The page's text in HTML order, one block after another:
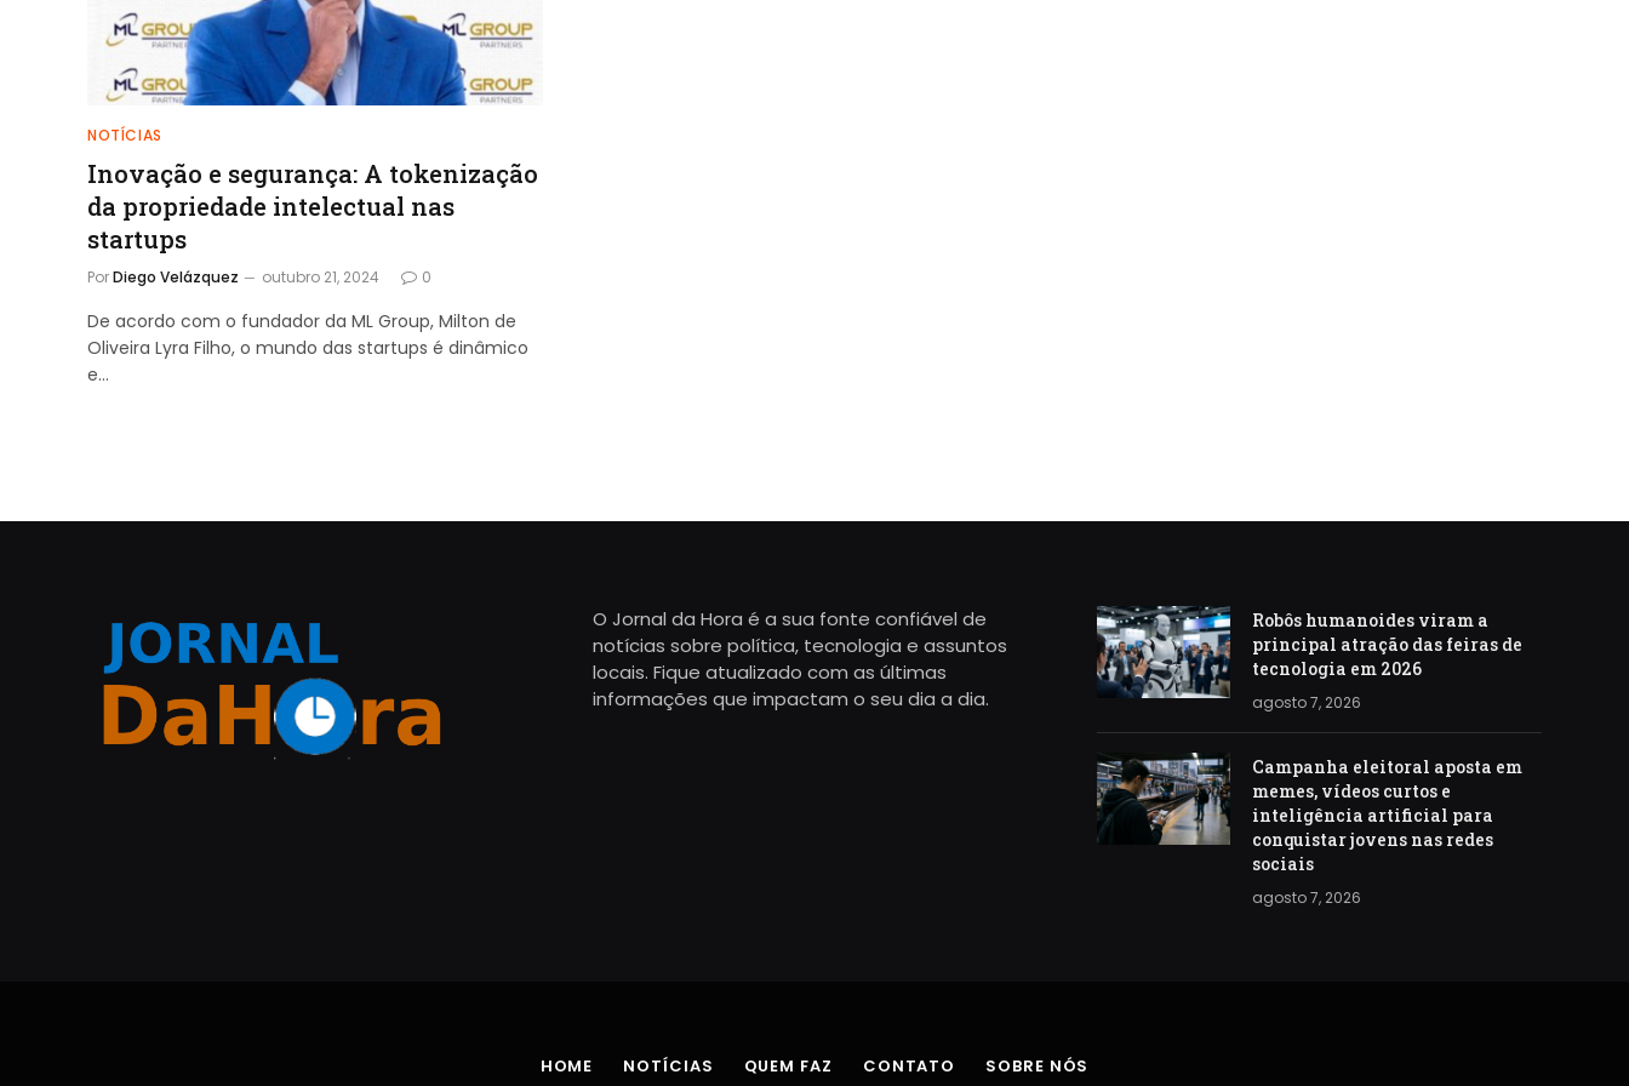
NOTÍCIAS
Inovação e segurança: A tokenização
da propriedade intelectual nas
startups
PorDiego Velázquez outubro 21, 2024 0
De acordo com o fundador da ML Group, Milton de
Oliveira Lyra Filho, o mundo das startups é dinâmico
e…
O Jornal da Hora é a sua fonte confiável de
notícias sobre política, tecnologia e assuntos
locais. Fique atualizado com as últimas
informações que impactam o seu dia a dia.
Robôs humanoides viram a
principal atração das feiras de
tecnologia em 2026
agosto 7, 2026
Campanha eleitoral aposta em
memes, vídeos curtos e
inteligência artificial para
conquistar jovens nas redes
sociais
agosto 7, 2026
HOME NOTÍCIAS QUEM FAZ CONTATO SOBRE NÓS